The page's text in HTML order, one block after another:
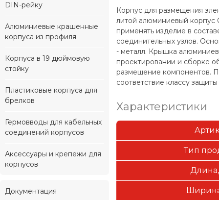
DIN-рейку
Алюминиевые крашенные
корпуса из профиля
Корпуса в 19 дюймовую
стойку
Пластиковые корпуса для
брелков
Гермовводы для кабельных
соединений корпусов
Аксессуары и крепежи для
корпусов
Документация
Корпус для размещения
литой алюминиевый корпус
применять изделие в
соединительных узлов.
- металл. Крышка
проектировании и сборке
размещение компонентов.
соответствие классу
Характеристики
Тип